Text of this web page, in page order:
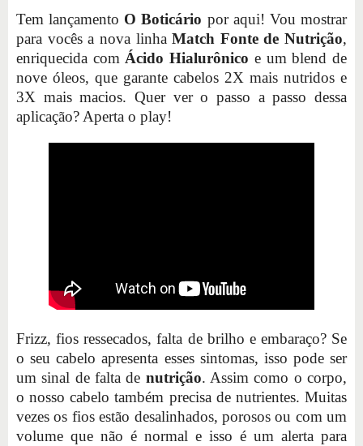
Tem lançamento O Boticário por aqui! Vou mostrar
para vocês a nova linhaMatch Fonte de Nutrição,
enriquecida com Ácido Hialurônico e um blend de
nove óleos, que garante cabelos 2X mais nutridos e
3X mais macios. Quer ver o passo a passo dessa
aplicação? Aperta o play!
Frizz, fios ressecados, falta de brilho e embaraço? Se
o seu cabelo apresenta esses sintomas, isso pode ser
um sinal de falta de nutrição. Assim como o corpo,
o nosso cabelo também precisa de nutrientes. Muitas
vezes os fios estão desalinhados, porosos ou com um
volume que não é normal e isso é um alerta para